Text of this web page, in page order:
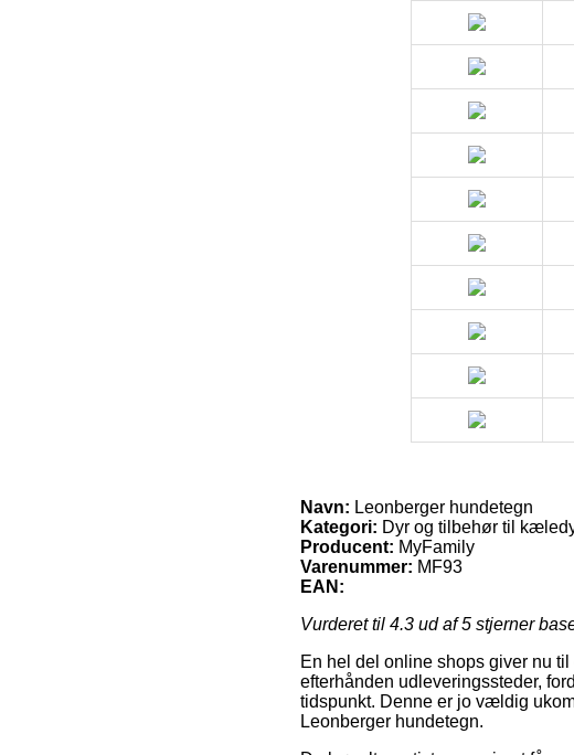
Navn: Leonberger hundetegn
Kategori: Dyr og tilbehør til
Producent: MyFamily
Varenummer: MF93
EAN:
Vurderet til 4.3 ud af 5 stjerner
En hel del online shops giver nu
efterhånden udleveringssteder,
tidspunkt. Denne er jo vældig
Leonberger hundetegn.